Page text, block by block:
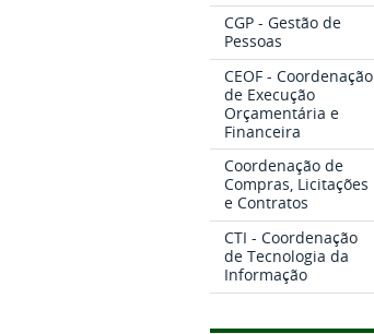
CGP - Gestão de
Pessoas
CEOF - Coordenação
de Execução
Orçamentária e
Financeira
Coordenação de
Compras, Licitações
e Contratos
CTI - Coordenação
de Tecnologia da
Informação